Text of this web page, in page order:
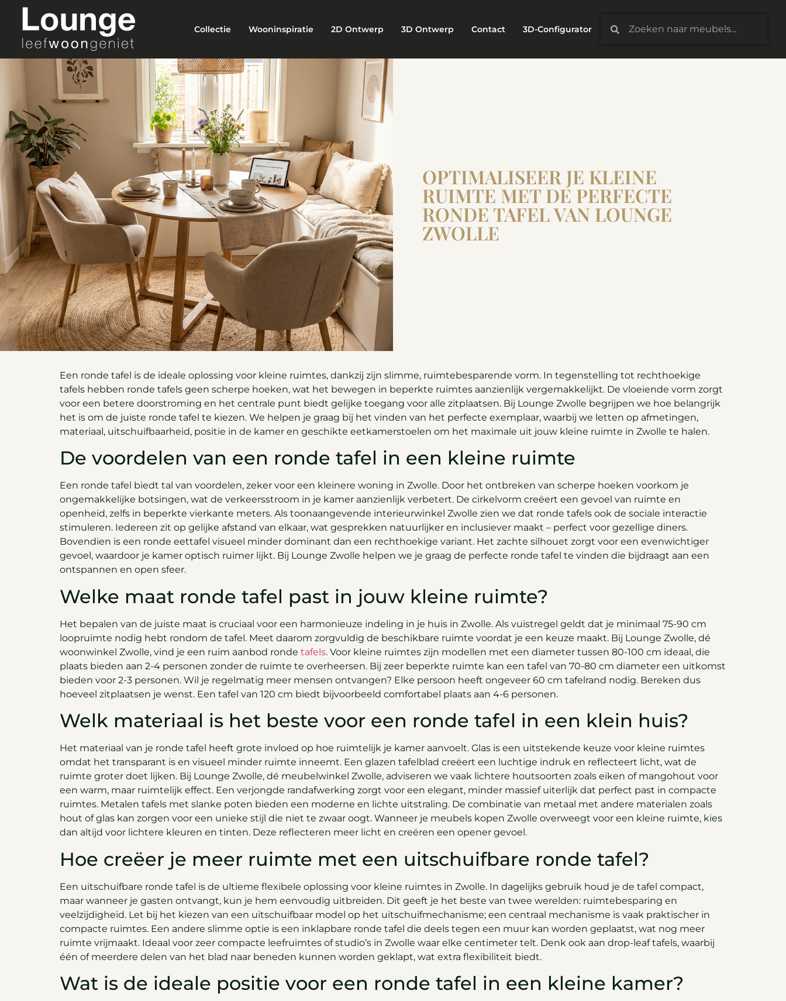
Collectie Wooninspiratie 2D Ontwerp 3D Ontwerp Contact 3D-Configurator
OPTIMALISEER JE KLEINE
RUIMTE MET DE PERFECTE
RONDE TAFEL VAN LOUNGE
ZWOLLE
Een ronde tafel is de ideale oplossing voor kleine ruimtes, dankzij zijn slimme, ruimtebesparende vorm. In tegenstelling tot rechthoekige
tafels hebben ronde tafels geen scherpe hoeken, wat het bewegen in beperkte ruimtes aanzienlijk vergemakkelijkt. De vloeiende vorm zorgt
voor een betere doorstroming en het centrale punt biedt gelijke toegang voor alle zitplaatsen. Bij Lounge Zwolle begrijpen we hoe belangrijk
het is om de juiste ronde tafel te kiezen. We helpen je graag bij het vinden van het perfecte exemplaar, waarbij we letten op afmetingen,
materiaal, uitschuifbaarheid, positie in de kamer en geschikte eetkamerstoelen om het maximale uit jouw kleine ruimte in Zwolle te halen.
De voordelen van een ronde tafel in een kleine ruimte
Een ronde tafel biedt tal van voordelen, zeker voor een kleinere woning in Zwolle. Door het ontbreken van scherpe hoeken voorkom je
ongemakkelijke botsingen, wat de verkeersstroom in je kamer aanzienlijk verbetert. De cirkelvorm creëert een gevoel van ruimte en
openheid, zelfs in beperkte vierkante meters. Als toonaangevende interieurwinkel Zwolle zien we dat ronde tafels ook de sociale interactie
stimuleren. Iedereen zit op gelijke afstand van elkaar, wat gesprekken natuurlijker en inclusiever maakt – perfect voor gezellige diners.
Bovendien is een ronde eettafel visueel minder dominant dan een rechthoekige variant. Het zachte silhouet zorgt voor een evenwichtiger
gevoel, waardoor je kamer optisch ruimer lijkt. Bij Lounge Zwolle helpen we je graag de perfecte ronde tafel te vinden die bijdraagt aan een
ontspannen en open sfeer.
Welke maat ronde tafel past in jouw kleine ruimte?
Het bepalen van de juiste maat is cruciaal voor een harmonieuze indeling in je huis in Zwolle. Als vuistregel geldt dat je minimaal 75-90 cm
loopruimte nodig hebt rondom de tafel. Meet daarom zorgvuldig de beschikbare ruimte voordat je een keuze maakt. Bij Lounge Zwolle, dé
woonwinkel Zwolle, vind je een ruim aanbod ronde tafels. Voor kleine ruimtes zijn modellen met een diameter tussen 80-100 cm ideaal, die
plaats bieden aan 2-4 personen zonder de ruimte te overheersen. Bij zeer beperkte ruimte kan een tafel van 70-80 cm diameter een uitkomst
bieden voor 2-3 personen. Wil je regelmatig meer mensen ontvangen? Elke persoon heeft ongeveer 60 cm tafelrand nodig. Bereken dus
hoeveel zitplaatsen je wenst. Een tafel van 120 cm biedt bijvoorbeeld comfortabel plaats aan 4-6 personen.
Welk materiaal is het beste voor een ronde tafel in een klein huis?
Het materiaal van je ronde tafel heeft grote invloed op hoe ruimtelijk je kamer aanvoelt. Glas is een uitstekende keuze voor kleine ruimtes
omdat het transparant is en visueel minder ruimte inneemt. Een glazen tafelblad creëert een luchtige indruk en reflecteert licht, wat de
ruimte groter doet lijken. Bij Lounge Zwolle, dé meubelwinkel Zwolle, adviseren we vaak lichtere houtsoorten zoals eiken of mangohout voor
een warm, maar ruimtelijk effect. Een verjongde randafwerking zorgt voor een elegant, minder massief uiterlijk dat perfect past in compacte
ruimtes. Metalen tafels met slanke poten bieden een moderne en lichte uitstraling. De combinatie van metaal met andere materialen zoals
hout of glas kan zorgen voor een unieke stijl die niet te zwaar oogt. Wanneer je meubels kopen Zwolle overweegt voor een kleine ruimte, kies
dan altijd voor lichtere kleuren en tinten. Deze reflecteren meer licht en creëren een opener gevoel.
Hoe creëer je meer ruimte met een uitschuifbare ronde tafel?
Een uitschuifbare ronde tafel is de ultieme flexibele oplossing voor kleine ruimtes in Zwolle. In dagelijks gebruik houd je de tafel compact,
maar wanneer je gasten ontvangt, kun je hem eenvoudig uitbreiden. Dit geeft je het beste van twee werelden: ruimtebesparing en
veelzijdigheid. Let bij het kiezen van een uitschuifbaar model op het uitschuifmechanisme; een centraal mechanisme is vaak praktischer in
compacte ruimtes. Een andere slimme optie is een inklapbare ronde tafel die deels tegen een muur kan worden geplaatst, wat nog meer
ruimte vrijmaakt. Ideaal voor zeer compacte leefruimtes of studio’s in Zwolle waar elke centimeter telt. Denk ook aan drop-leaf tafels, waarbij
één of meerdere delen van het blad naar beneden kunnen worden geklapt, wat extra flexibiliteit biedt.
Wat is de ideale positie voor een ronde tafel in een kleine kamer?